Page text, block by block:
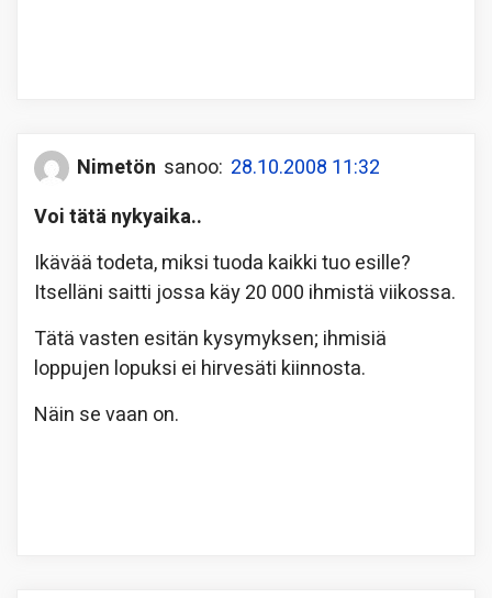
Nimetön sanoo: 28.10.2008 11:32
Voi tätä nykyaika..
Ikävää todeta, miksi tuoda kaikki tuo esille?
Itselläni saitti jossa käy 20 000 ihmistä viikossa.
Tätä vasten esitän kysymyksen; ihmisiä
loppujen lopuksi ei hirvesäti kiinnosta.
Näin se vaan on.